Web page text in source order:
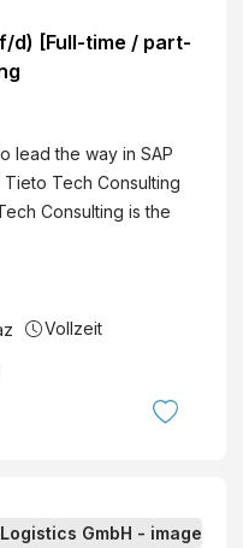
d) [Full-time / part-
lead the way in SAP
Tech Consulting
Consulting is the
Vollzeit